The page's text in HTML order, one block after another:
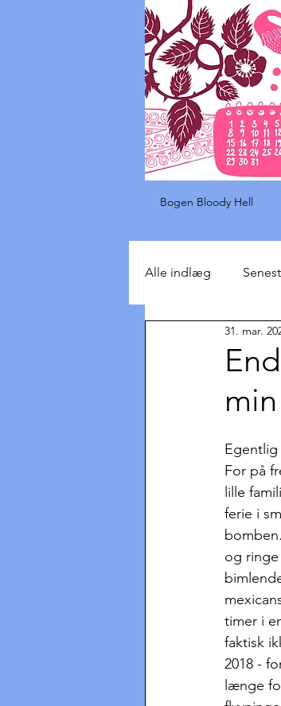
Bogen Bloody Hell
Alle indlæg
31. mar.
For på
lille
ferie i
og
timer i
faktisk
2018 -
længe